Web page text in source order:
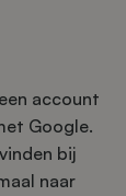
account
Google.
bij
naar